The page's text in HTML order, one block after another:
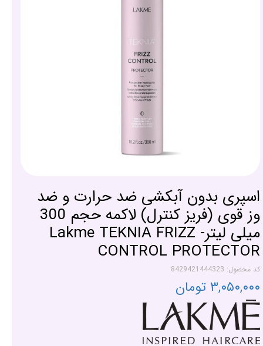
اسپری بدون آبکشی ضد حرارت و ضد
وز قوی (فریز کنترل) لاکمه حجم 300
میلی لیتر- Lakme TEKNIA FRIZZ
CONTROL PROTECTOR
کد محصول: 8429421444323
۳,۰۵۰,۰۰۰ تومان